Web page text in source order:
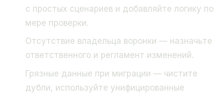
с простых сценариев и добавляйте логику по
мере проверки.
Отсутствие владельца воронки — назначьте
ответственного и регламент изменений.
Грязные данные при миграции — чистите
дубли, используйте унифицированные